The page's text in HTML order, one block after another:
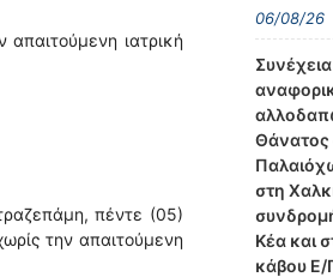
ιατρική
πέντε (05)
την απαιτούμενη
06/08/26
Θάνατος
στη
Κέα και
κάβου Ε/